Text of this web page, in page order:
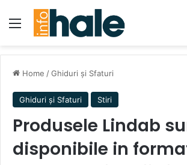
Menu
Home /Ghiduri și Sfaturi
Ghiduri și Sfaturi Stiri
Produsele Lindab
disponibile in